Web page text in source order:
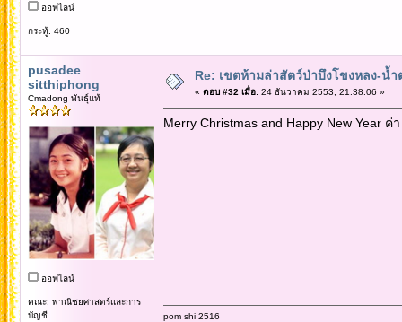
ออฟไลน์
กระทู้: 460
pusadee
sitthiphong
Cmadong พันธุ์แท้
ออฟไลน์
คณะ: พาณิชยศาสตร์และการ
บัญชี
Re: เขตห้ามล่าสัตว์ป่าบึงโขงหลง-น้
« ตอบ #32 เมื่อ:24 ธันวาคม 2553, 21:38:06 »
Merry Christmas and Happy New Year ค่า
pom shi 2516